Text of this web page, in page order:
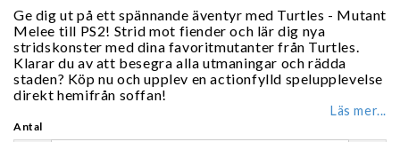
Ge dig ut på ett spännande äventyr med Turtles - Mutant
Melee till PS2! Strid mot fiender och lär dig nya
stridskonster med dina favoritmutanter från Turtles.
Klarar du av att besegra alla utmaningar och rädda
staden? Köp nu och upplev en actionfylld spelupplevelse
direkt hemifrån soffan!
Läs mer...
Antal